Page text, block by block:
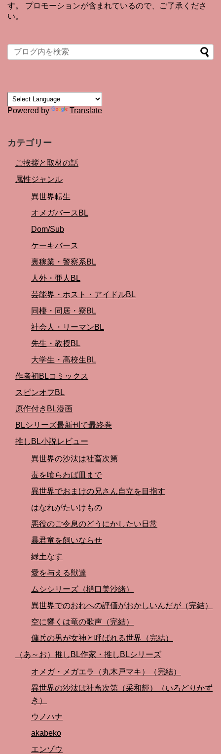
す。 プロモーションが含まれているので、ご了承くださ
い。
Powered by Translate
カテゴリー
ご挨拶と取材の話
属性ジャンル
異世界転生
オメガバースBL
Dom/Sub
ケーキバース
裏稼業・警察系BL
人外・亜人BL
芸能界・ホスト・アイドルBL
同棲・同居・寮BL
社会人・リーマンBL
先生・教授BL
大学生・高校生BL
作者初BLコミックス
スピンオフBL
原作付きBL漫画
BLシリーズ最新刊で最終巻
推しBL小説レビュー
異世界の沙汰は社畜次第
毒を喰らわば皿まで
異世界でおまけの兄さん自立を目指す
はなれがたいけもの
悪役のご令息のどうにかしたい日常
暴君竜を飼いならせ
緑土なす
愛を与える獣達
ムシシリーズ（樋口美沙緒）
異世界でのおれへの評価がおかしいんだが（完結）
空に響くは竜の歌声（完結）
傭兵の男が女神と呼ばれる世界（完結）
（あ～お）推しBL作家・推しBLシリーズ
オメガ・メガエラ（丸木戸マキ）（完結）
異世界の沙汰は社畜次第（采和輝）（いろどりかず
き）
ウノハナ
akabeko
エンゾウ